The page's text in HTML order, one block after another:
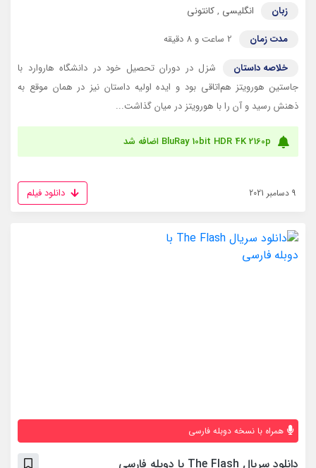
زبان
انگلیسی ,کانتونی
مدت زمان
2 ساعت و 8 دقیقه
خلاصه داستان
شزل در دوران تحصیل خود در دانشگاه هاروارد با
جاستین هورویتز هم‌اتاقی بود و ایده اولیه داستان نیز در همان موقع به
ذهنش رسید و آن را با هورویتز در میان گذاشت...
BluRay 10bit HDR 4K 2160p اضافه شد
9 دسامبر 2021 دانلود فیلم
همراه با نسخه دوبله فارسی
دانلود سریال The Flash با دوبله فارسی